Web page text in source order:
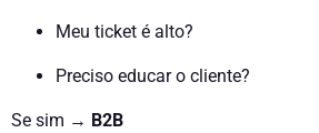
Meu ticket é alto?
Preciso educar o cliente?
Se sim → B2B